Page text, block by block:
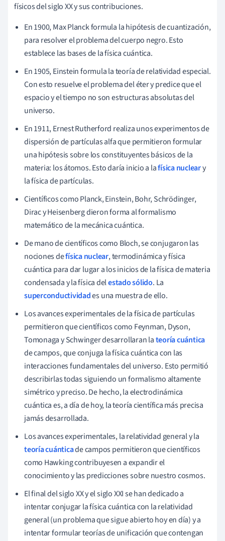
físicos del siglo XX y sus contribuciones.
En 1900, Max Planck formula la hipótesis de cuantización,
para resolver el problema del cuerpo negro. Esto
establece las bases de la física cuántica.
En 1905, Einstein formula la teoría de relatividad especial.
Con esto resuelve el problema del éter y predice que el
espacio y el tiempo no son estructuras absolutas del
universo.
En 1911, Ernest Rutherford realiza unos experimentos de
dispersión de partículas alfa que permitieron formular
una hipótesis sobre los constituyentes básicos de la
materia: los átomos. Esto daría inicio a lafísica nucleary
la física de partículas.
Científicos como Planck, Einstein, Bohr, Schrödinger,
Dirac y Heisenberg dieron forma al formalismo
matemático de la mecánica cuántica.
De mano de científicos como Bloch, se conjugaron las
nociones defísica nuclear, termodinámica y física
cuántica para dar lugar a los inicios de la física de materia
condensada y la física delestado sólido. La
superconductividades una muestra de ello.
Los avances experimentales de la física de partículas
permitieron que científicos como Feynman, Dyson,
Tomonaga y Schwinger desarrollaran lateoría cuántica
de campos, que conjuga la física cuántica con las
interacciones fundamentales del universo. Esto permitió
describirlas todas siguiendo un formalismo altamente
simétrico y preciso. De hecho, la electrodinámica
cuántica es, a día de hoy, la teoría científica más precisa
jamás desarrollada.
Los avances experimentales, la relatividad general y la
teoría cuánticade campos permitieron que científicos
como Hawking contribuyesen a expandir el
conocimiento y las predicciones sobre nuestro cosmos.
El final del siglo XX y el siglo XXI se han dedicado a
intentar conjugar la física cuántica con la relatividad
general (un problema que sigue abierto hoy en día) y a
intentar formular teorías de unificación que contengan